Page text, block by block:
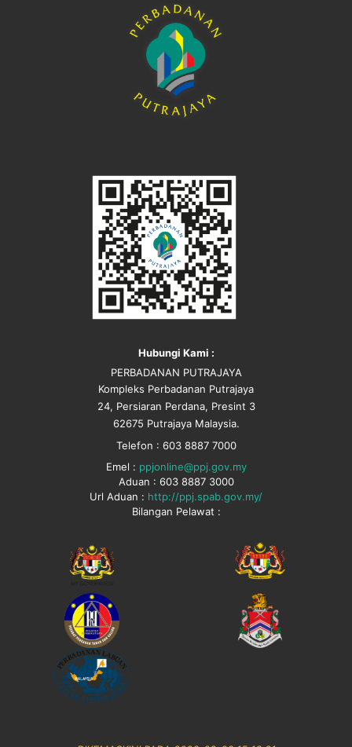
Hubungi Kami :
PERBADANAN PUTRAJAYA
Kompleks Perbadanan Putrajaya
24, Persiaran Perdana, Presint 3
62675 Putrajaya Malaysia.
Telefon : 603 8887 7000
Emel : ppjonline@ppj.gov.my
Aduan : 603 8887 3000
Url Aduan : http://ppj.spab.gov.my/
Bilangan Pelawat :